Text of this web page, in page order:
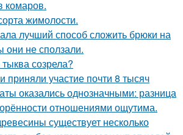
комаров.
жимолости.
лучший способ сложить брюки на
они не сползали.
созрела?
приняли участие почти 8 тысяч
оказались однозначными: разница
отношениями ощутима.
существует несколько